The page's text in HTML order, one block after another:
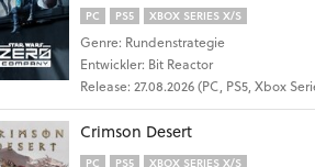
PC PS5 XBOX SERIES X/S
Genre: Rundenstrategie
Entwickler: Bit Reactor
Release: 27.08.2026 (PC, PS5, Xbox
Crimson Desert
PC PS5 XBOX SERIES X/S